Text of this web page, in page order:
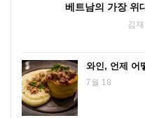
베트남의 가장 위
김
와인, 언제 어
7월 18